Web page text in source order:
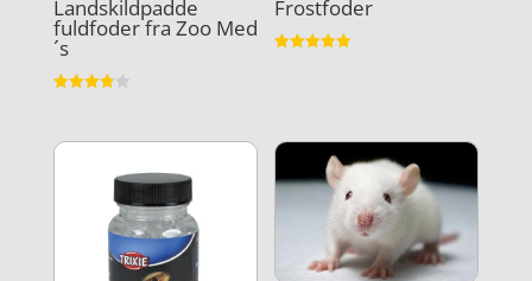
Landskildpadde
fuldfoder fra Zoo Med
´s
Frostfoder